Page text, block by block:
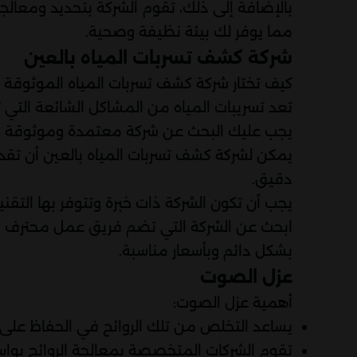
بالإضافة إلى ذلك، تقوم الشركة بتحديد
مما يوفر لك بيئة نظيفة وصحية.
شركة كشف تسربات المياه بالعين
كيف تختار شركة كشف تسربات المياه الموثوقة
تعد تسريبات المياه من المشاكل الشائعة التي
يجب عليك البحث عن شركة معتمدة وموثوقة
يمكن لشركة كشف تسربات المياه بالعين أن
دقيق.
يجب أن تكون الشركة ذات خبرة وتتوفر بها
ابحث عن الشركة التي تضم فريق عمل محترف
بشكل دائم وبأسعار مناسبة.
عزل الصوت
أهمية عزل الصوت:
يساعد التخلص من تلك الروائح في الحفاظ على
تقوم الشركات المتخصصة بمعالجة الروائح